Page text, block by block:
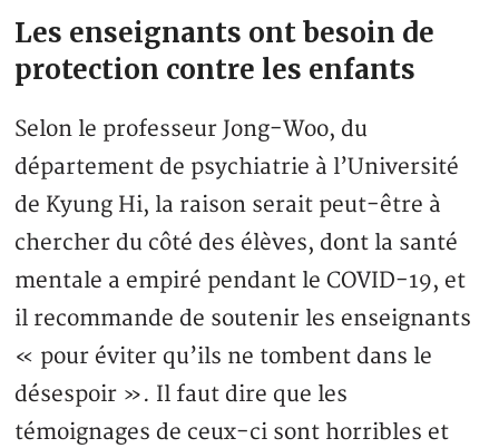
Les enseignants ont besoin de
protection contre les enfants
Selon le professeur Jong-Woo, du
département de psychiatrie à l’Université
de Kyung Hi, la raison serait peut-être à
chercher du côté des élèves, dont la santé
mentale a empiré pendant le COVID-19, et
il recommande de soutenir les enseignants
« pour éviter qu’ils ne tombent dans le
désespoir ». Il faut dire que les
témoignages de ceux-ci sont horribles et